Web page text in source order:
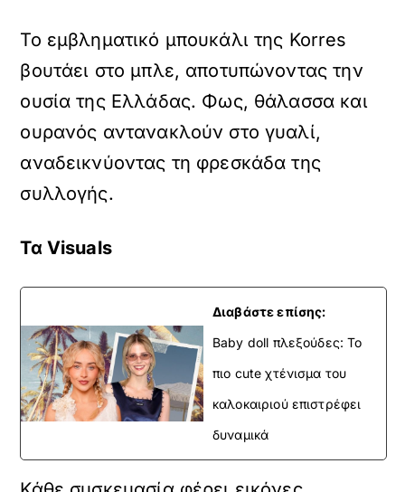
Το εμβληματικό μπουκάλι της Korres
βουτάει στο μπλε, αποτυπώνοντας την
ουσία της Ελλάδας. Φως, θάλασσα και
ουρανός αντανακλούν στο γυαλί,
αναδεικνύοντας τη φρεσκάδα της
συλλογής.
Τα Visuals
Διαβάστε επίσης:
Baby doll πλεξούδες: Το
πιο cute χτένισμα του
καλοκαιριού επιστρέφει
δυναμικά